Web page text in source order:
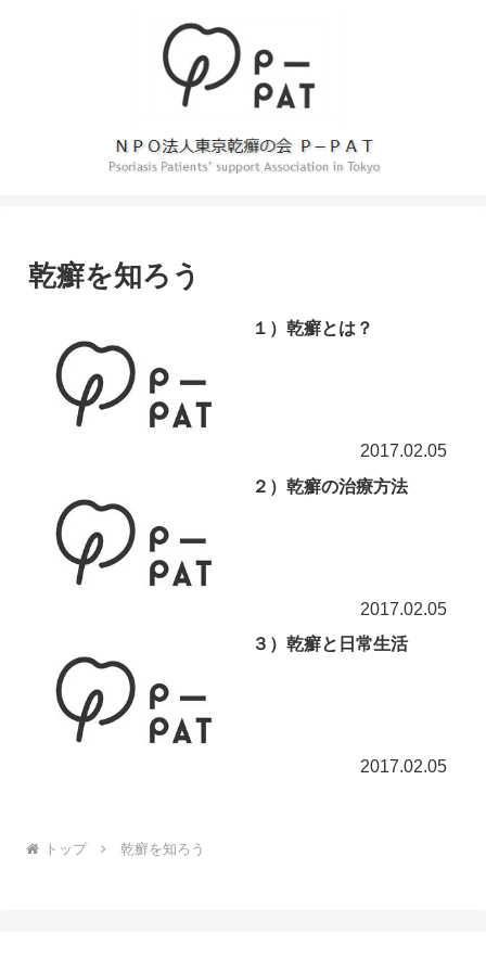
乾癬を知ろう
１）乾癬とは？
2017.02.05
２）乾癬の治療方法
2017.02.05
３）乾癬と日常生活
2017.02.05
トップ 乾癬を知ろう